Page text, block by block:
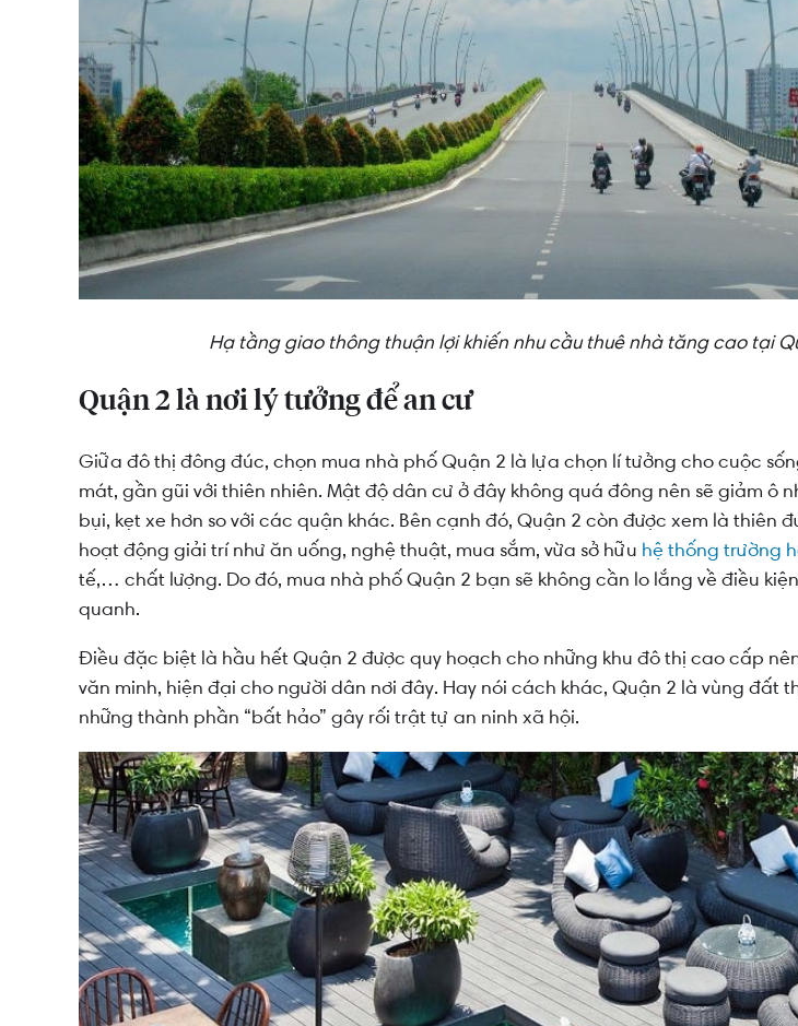
Hạ tầng giao thông thuận lợi khiến nhu cầu thuê nhà tăng cao tại
Quận 2 là nơi lý tưởng để an cư
Giữa đô thị đông đúc, chọn mua nhà phố Quận 2 là lựa chọn lí tưởng cho cuộc
mát, gần gũi với thiên nhiên. Mật độ dân cư ở đây không quá đông nên sẽ giảm ô
bụi, kẹt xe hơn so với các quận khác. Bên cạnh đó, Quận 2 còn được xem là thiên
hoạt động giải trí như ăn uống, nghệ thuật, mua sắm, vừa sở hữu hệ thống trường
tế,… chất lượng. Do đó, mua nhà phố Quận 2 bạn sẽ không cần lo lắng về điều
quanh.
Điều đặc biệt là hầu hết Quận 2 được quy hoạch cho những khu đô thị cao cấp
văn minh, hiện đại cho người dân nơi đây. Hay nói cách khác, Quận 2 là vùng đất
những thành phần “bất hảo” gây rối trật tự an ninh xã hội.